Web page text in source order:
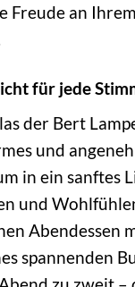
Freude an
für jede
der Bert
und
in ein sanftes
und
Abendessen
spannenden